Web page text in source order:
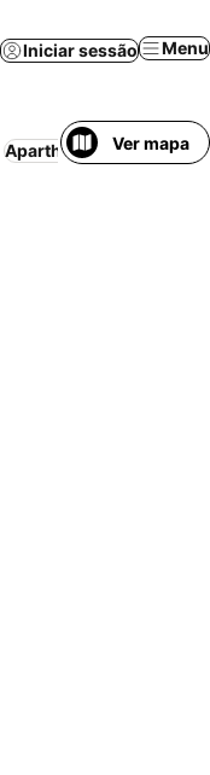
Iniciar sessão Menu
Aparthotel Banheira
Ver mapa